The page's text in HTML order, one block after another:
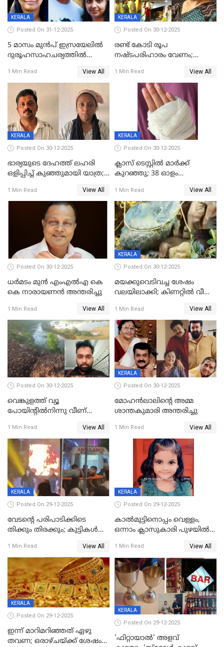
KERALA
Posted On 31-12-2025
5 മാസം മുൻപ് ഇസ്രയേലിൽ
ദുരൂഹസാഹചര്യത്തിൽ
മലയാളി യുവാവിന്റെ ഭാര്യയും
മരിച്ചു
1 Min Read View All
KERALA
Posted On 30-12-2025
രണ്ട് കോടി രൂപ
നഷ്ടപരിഹാരം വേണം;
നോട്ടീസയച്ച് ഉമാ തോമസ്
1 Min Read View All
KERALA
Posted On 30-12-2025
ഭാര്യയുടെ ദേഹത്ത് ലഹരി
ഒളിപ്പിച്ച് കുഞ്ഞുമായി യാത്ര;
പിടികൂടി പൊലീസ്
1 Min Read View All
KERALA
Posted On 30-12-2025
ക്ലാസ് ടെസ്റ്റിൽ മാർക്ക്
കുറഞ്ഞു; 38 ഓളം
സെന്ററിലെ അധ്യാപകന്‍
മർദിച്ചതായി പരാതി
1 Min Read View All
Posted On 30-12-2025
ധർമടം മുൻ എംഎല്‍എ കെ
കെ നാരായണന്‍ അന്തരിച്ചു
1 Min Read View All
KERALA
Posted On 30-12-2025
മയക്കുവെടിവച്ച ശേഷം
വലയിലാക്കി; കിണറ്റിൽ വീണ
1 Min Read View All
Posted On 30-12-2025
വെങ്കുളത്ത് വ്യൂ
പോയിന്റിൽനിന്നു വീണ്
1 Min Read View All
KERALA
Posted On 30-12-2025
മോഹന്‍ലാലിന്‍റെ അമ്മ
ശാന്തകുമാരി അന്തരിച്ചു
1 Min Read View All
KERALA
Posted On 29-12-2025
വേടന്റെ പരിപാടിക്കിടെ
തിക്കും തിരക്കും; കുട്ടികള്‍
പരിക്ക്; പാളം മറികടന്ന
യുവാവ് ട്രെയിന്‍ തട്ടി മരിച്ചു
1 Min Read View All
KERALA
Posted On 29-12-2025
കാൽമുട്ടിനൊപ്പം വെള്ളം,
ഒന്നാം ക്ലാസുകാരി പുഴയിൽ
കുട്ടികൾക്കൊപ്പം
കളിക്കുന്നതിനിടെ
1 Min Read View All
KERALA
Posted On 29-12-2025
ഇന്ന് മാറിമറിഞ്ഞത് ഏഴു
തവണ; ഒരാഴ്ചയ്ക്ക് ശേഷം
KERALA
Posted On 29-12-2025
'ഫിറ്റായാൽ' അളവ്